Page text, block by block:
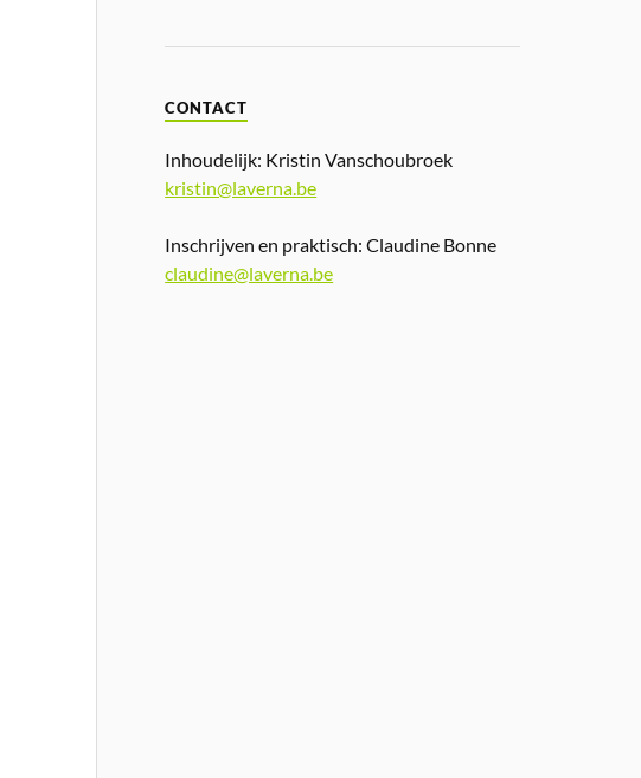
CONTACT
Inhoudelijk: Kristin Vanschoubroek
kristin@laverna.be
Inschrijven en praktisch: Claudine Bonne
claudine@laverna.be